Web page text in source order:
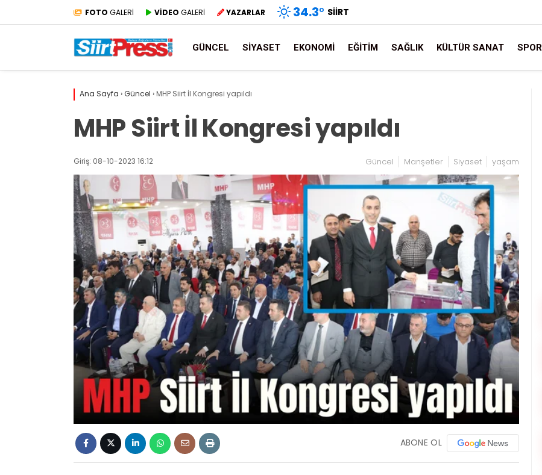
FOTO GALERİ VİDEO GALERİ YAZARLAR 34.3° SIIRT
GÜNCEL SIYASET EKONOMI EĞITIM SAĞLIK KÜLTÜR SANAT SPOR
Ana Sayfa ›Güncel › MHP Siirt İl Kongresi yapıldı
MHP Siirt İl Kongresi yapıldı
Giriş: 08-10-2023 16:12 Güncel Manşetler Siyaset yaşam
ABONE OL